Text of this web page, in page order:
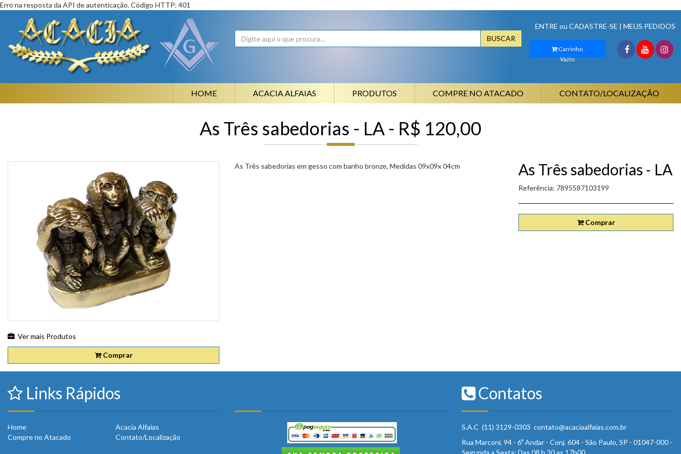
Erro na resposta da API de autenticação. Código HTTP: 401
BUSCAR
ENTREouCADASTRE-SE |MEUS PEDIDOS
Carrinho
Vazio
HOME ACACIA ALFAIAS PRODUTOS COMPRE NO ATACADO CONTATO/LOCALIZAÇÃO
As Três sabedorias - LA - R$ 120,00
Ver mais Produtos
Comprar
As Três sabedorias em gesso com banho bronze, Medidas 09x09x 04cm As Três sabedorias - LA
Referência: 7895587103199
Comprar
Links Rápidos
Home
Acacia Alfaias
Compre no Atacado
Contato/Localização
Contatos
S.A.C (11) 3129-0303 contato@acaciaalfaias.com.br
Rua Marconi, 94 - 6º Andar - Conj. 604 - São Paulo, SP - 01047-000 -
Segunda a Sexta: Das 08 h 30 as 17h00